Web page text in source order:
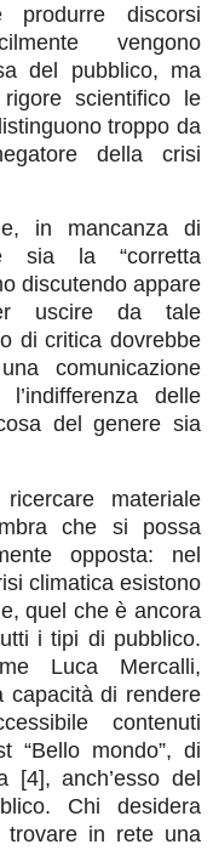
produrre discorsi
vengono
del pubblico, ma
scientifico le
troppo da
della crisi
in mancanza di
sia la “corretta
discutendo appare
uscire da tale
di critica dovrebbe
comunicazione
delle
del genere sia
materiale
che si possa
opposta: nel
climatica esistono
quel che è ancora
i tipi di pubblico.
Luca Mercalli,
capacità di rendere
contenuti
“Bello mondo”, di
[4], anch’esso del
Chi desidera
trovare in rete una